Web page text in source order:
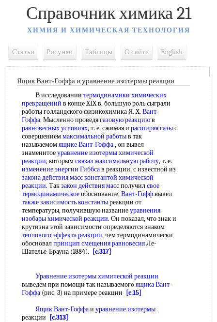
Справочник химика 21
ХИМИЯ И ХИМИЧЕСКАЯ ТЕХНОЛОГИЯ
Статьи Рисунки Таблицы О сайте English
Ящик Вант-Гоффа и уравнение изотермы реакции
В исследовании термодинамики химических
превращений в конце XIX в. большую роль сыграли
работы голландского физикохимика Я. X. Вант-
Гоффа. Мысленно проведягазовую реакциюв
равновесных условиях, т. е. сжимая и расширяя газыс
совершениеммаксимальной работыв так
называемомящике Вант-Гоффа, он вывел
знаменитоеуравнение изотермы химической
реакции, которымсвязал максимальную работу, т. е.
изменение энергии Гиббсав реакции, с известной из
закона действия масс константой химической
реакции. Такзакон действия массполучилсвое
термодинамическоеобоснование. Вант-Гоффвывел
также зависимость константыреакции от
температуры, получившую названиеуравнения
изобары химической реакции. Он показал, что знак и
крутизна этой зависимости определяются знаком
теплового эффекта реакции, чем термодинамически
обосновалпринцип смещения равновесияЛе-
Шателье-Брауна (1884).
[c.317]
Уравнение изотермы химической реакции
выведем при помощи так называемогоящика Вант-
Гоффа (рис. 3) на примере реакции
[c.15]
Ящик Вант-Гоффаи уравнение изотермы
реакции
[c.313]